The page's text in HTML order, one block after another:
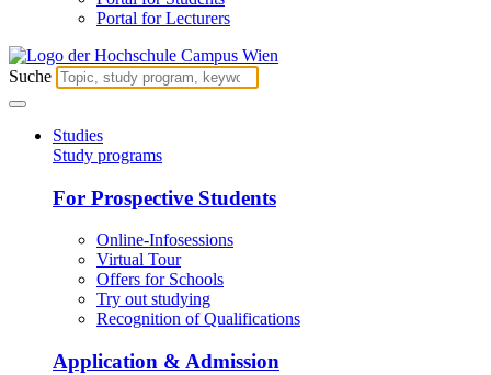
Portal for Lecturers
Suche
Studies
Study programs
For Prospective Students
Online-Infosessions
Virtual Tour
Offers for Schools
Try out studying
Recognition of Qualifications
Application & Admission